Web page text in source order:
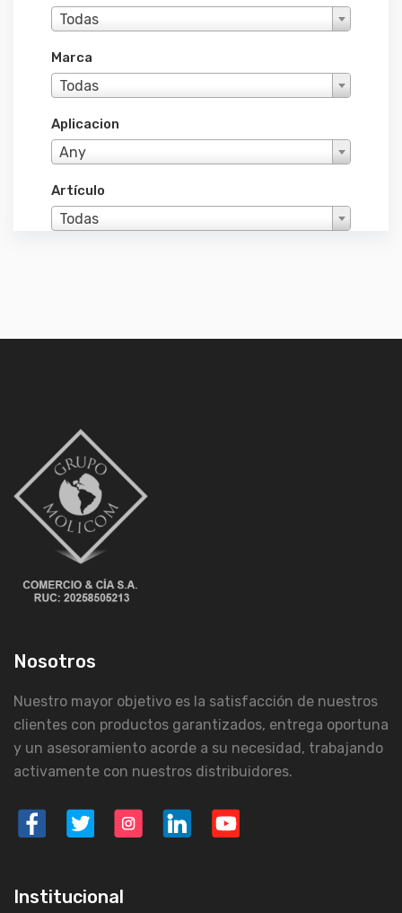
Todas
Marca
Todas
Aplicacion
Any
Artículo
Todas
Nosotros
Nuestro mayor objetivo es la satisfacción de nuestros
clientes con productos garantizados, entrega oportuna
y un asesoramiento acorde a su necesidad, trabajando
activamente con nuestros distribuidores.
Institucional